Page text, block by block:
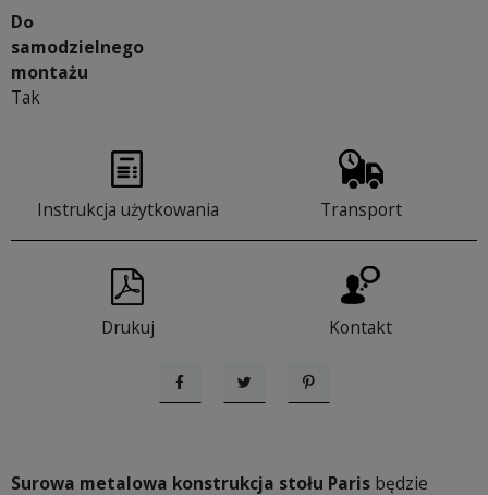
Do
samodzielnego
montażu
Tak
Instrukcja użytkowania Transport
Drukuj Kontakt
UdostępnijTweetujPinterest
Surowa metalowa konstrukcja stołu Paris będzie